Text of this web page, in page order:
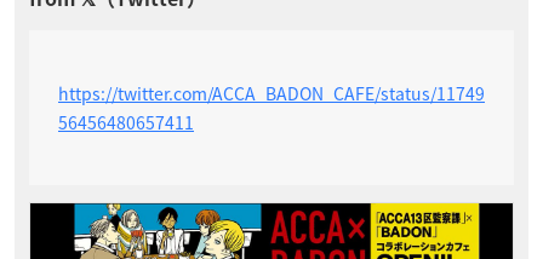
https://twitter.com/ACCA_BADON_CAFE/status/11749
56456480657411